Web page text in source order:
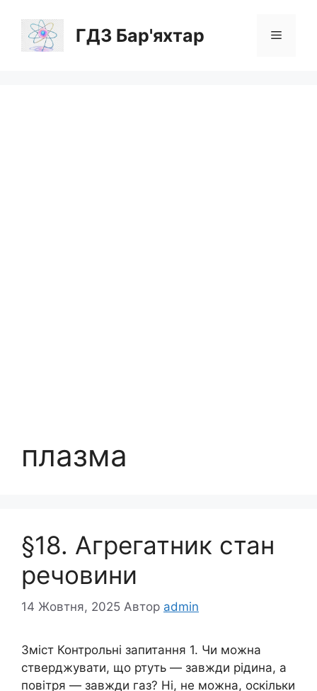
вмісту
ГДЗ Бар'яхтар Меню
плазма
§18. Агрегатник стан
речовини
14 Жовтня, 2025 Автор admin
Зміст Контрольні запитання 1. Чи можна
стверджувати, що ртуть — завжди рідина, а
повітря — завжди газ? Ні, не можна, оскільки